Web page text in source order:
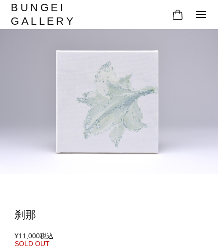
BUNGEI
GALLERY
刹那
¥11,000税込
SOLD OUT